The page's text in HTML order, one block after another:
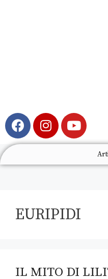
EURIPIDI
IL MITO DI